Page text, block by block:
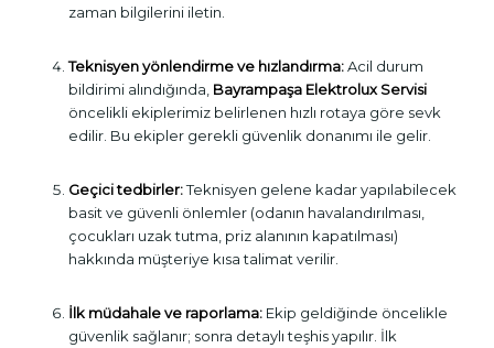
zaman bilgilerini iletin.
Teknisyen yönlendirme ve hızlandırma:Acil durum
bildirimi alındığında, Bayrampaşa Elektrolux Servisi
öncelikli ekiplerimiz belirlenen hızlı rotaya göre sevk
edilir. Bu ekipler gerekli güvenlik donanımı ile gelir.
Geçici tedbirler:Teknisyen gelene kadar yapılabilecek
basit ve güvenli önlemler (odanın havalandırılması,
çocukları uzak tutma, priz alanının kapatılması)
hakkında müşteriye kısa talimat verilir.
İlk müdahale ve raporlama:Ekip geldiğinde öncelikle
güvenlik sağlanır; sonra detaylı teşhis yapılır. İlk